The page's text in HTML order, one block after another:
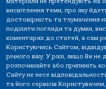
висвітлення теми, про яку
достовірність та тлумачення
поділяти погляди та думки,
коментарях до статей, а сам
Користуючись Сайтом,
річного віку. У разі, якщо Ви не
розпочинайте або припиніть
Сайту не несе
та його сервісів